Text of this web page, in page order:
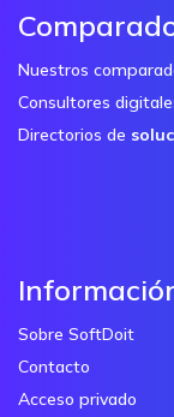
Nuestros
Consultores
Directorios de
Sobre SoftDoit
Contacto
Acceso privado